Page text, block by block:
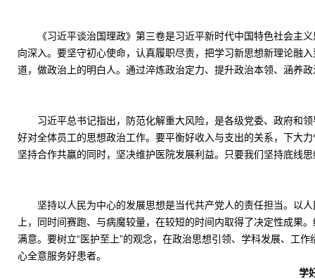
《习近平谈治国理政》第三卷是习近平新时代中国特色社会主
向深入。要坚守初心使命，认真履职尽责，把学习新思想新理论融
道，做政治上的明白人。通过淬炼政治定力、提升政治本领、涵养
习近平总书记指出，防范化解重大风险，是各级党委、政府和
好对全体员工的思想政治工作。要平衡好收入与支出的关系，下大
坚持合作共赢的同时，坚决维护医院发展利益。只要我们坚持底线
坚持以人民为中心的发展思想是当代共产党人的责任担当。以
上，同时间赛跑、与病魔较量，在较短的时间内取得了决定性成果
满意。要树立“医护至上”的观念，在政治思想引领、学科发展、工
心全意服务好患者。
学